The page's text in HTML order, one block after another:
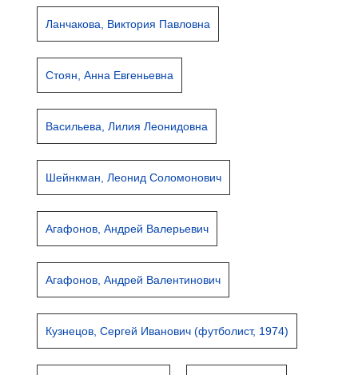
Ланчакова, Виктория Павловна
Стоян, Анна Евгеньевна
Васильева, Лилия Леонидовна
Шейнкман, Леонид Соломонович
Агафонов, Андрей Валерьевич
Агафонов, Андрей Валентинович
Кузнецов, Сергей Иванович (футболист, 1974)